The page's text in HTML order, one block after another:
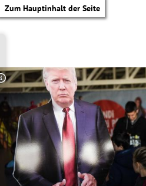
Zum Hauptinhalt der Seite
Copyright-Hinweis öffnen/schließen